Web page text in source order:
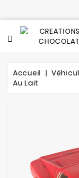
Tout
L'histoire
Composition
Accueil
Au Lait